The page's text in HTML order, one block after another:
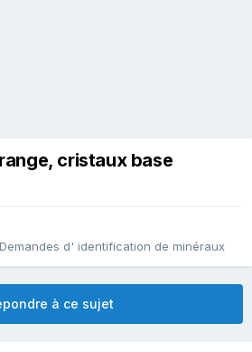
cristaux base
Demandes d' identification de minéraux
à ce sujet